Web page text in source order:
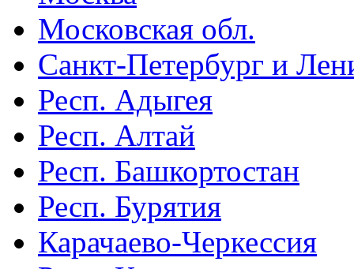
Московская обл.
Санкт-Петербург и
Респ. Адыгея
Респ. Алтай
Респ. Башкортостан
Респ. Бурятия
Карачаево-Черкессия